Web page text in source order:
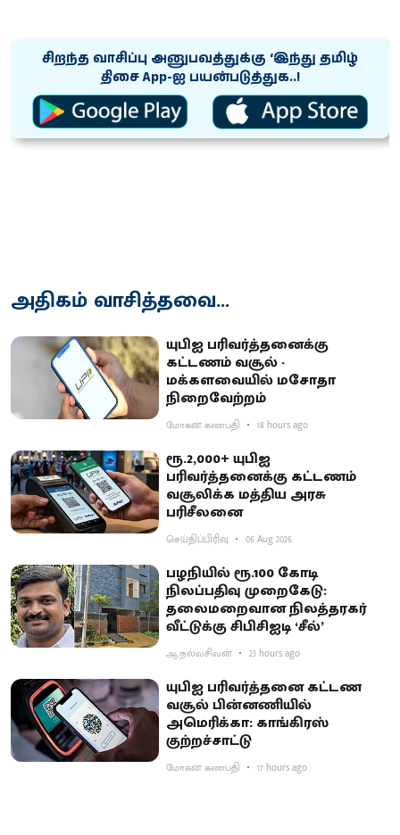
சிறந்த வாசிப்பு அனுபவத்துக்கு ‘இந்து தமிழ்
திசை App-ஐ பயன்படுத்துக..!
அதிகம் வாசித்தவை...
யுபிஐ பரிவர்த்தனைக்கு
கட்டணம் வசூல் -
மக்களவையில் மசோதா
நிறைவேற்றம்
மோகன் கணபதி 18 hours ago
ரூ.2,000+ யுபிஐ
பரிவர்த்தனைக்கு கட்டணம்
வசூலிக்க மத்திய அரசு
பரிசீலனை
செய்திப்பிரிவு 06 Aug 2026
பழநியில் ரூ.100 கோடி
நிலப்பதிவு முறைகேடு:
தலைமறைவான நிலத்தரகர்
வீட்டுக்கு சிபிசிஐடி ‘சீல்’
ஆ.நல்லசிவன் 23 hours ago
யுபிஐ பரிவர்த்தனை கட்டண
வசூல் பின்னணியில்
அமெரிக்கா: காங்கிரஸ்
குற்றச்சாட்டு
மோகன் கணபதி 17 hours ago